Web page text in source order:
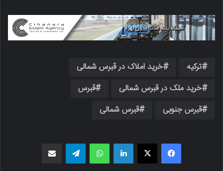
ترکیه
خرید املاک در قبرس شمالی
خرید ملک در قبرس شمالی
قبرس
قبرس جنوبی
قبرس شمالی
فیسبوک X لینکدین واتس اپ